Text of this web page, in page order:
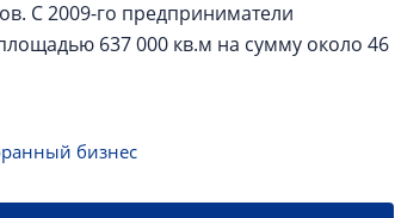
С 2009-го предприниматели
637 000 кв.м на сумму около 46
бизнес